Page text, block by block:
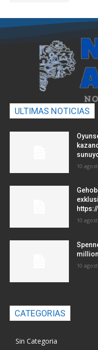
ULTIMAS NOTICIAS
10
10
10
CATEGORIAS
Sin Categoria